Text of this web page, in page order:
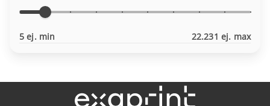
5 ej. min 22.231 ej. max